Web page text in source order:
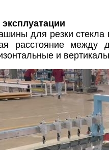
для резки
расстояние между
и